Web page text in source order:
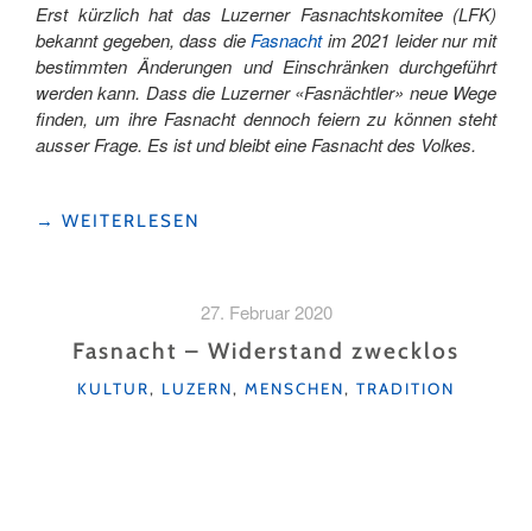
Erst kürzlich hat das Luzerner Fasnachtskomitee (LFK)
bekannt gegeben, dass die Fasnachtim 2021 leider nur mit
bestimmten Änderungen und Einschränken durchgeführt
werden kann. Dass die Luzerner «Fasnächtler» neue Wege
finden, um ihre Fasnacht dennoch feiern zu können steht
ausser Frage. Es ist und bleibt eine Fasnacht des Volkes.
"LUZERNER
→ WEITERLESEN
27. Februar 2020
Fasnacht – Widerstand zwecklos
KATEGORIEN
KULTUR, LUZERN, MENSCHEN, TRADITION